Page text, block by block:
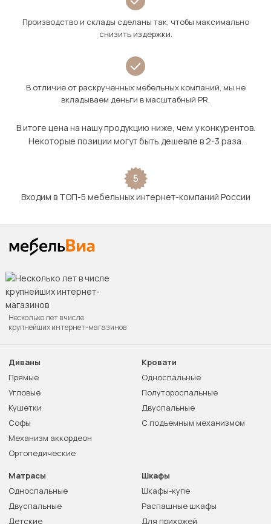
Производство и склады сделаны так, чтобы максимально
снизить издержки.
В отличие от раскрученных мебельных компаний, мы не
вкладываем деньги в масштабный PR.
В итоге цена на нашу продукцию ниже, чем у конкурентов.
Некоторые позиции могут быть дешевле в 2-3 раза.
5
Входим в ТОП-5 мебельных интернет-компаний России
Несколько лет в числе
крупнейших интернет-магазинов
Диваны
Прямые
Угловые
Кушетки
Софы
Механизм аккордеон
Ортопедические
Кровати
Односпальные
Полутороспальные
Двуспальные
С подъемным механизмом
Матрасы
Односпальные
Двуспальные
Детские
Шкафы
Шкафы-купе
Распашные шкафы
Для прихожей